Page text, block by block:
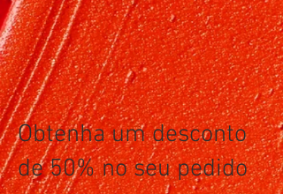
Obtenha um desconto
de 50% no seu pedido